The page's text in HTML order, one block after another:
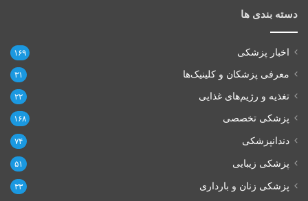
دسته بندی ها
اخبار پزشکی ۱۶۹
معرفی پزشکان و کلینیک‌ها ۳۱
تغذیه و رژیم‌های غذایی ۲۲
پزشکی تخصصی ۱۶۸
دندانپزشکی ۷۴
پزشکی زیبایی ۵۱
پزشکی زنان و بارداری ۳۳